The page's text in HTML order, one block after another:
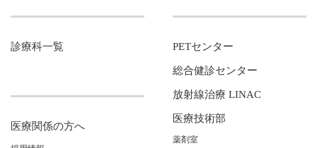
診療科一覧
医療関係の方へ
PETセンター
総合健診センター
放射線治療 LINAC
医療技術部
薬剤室